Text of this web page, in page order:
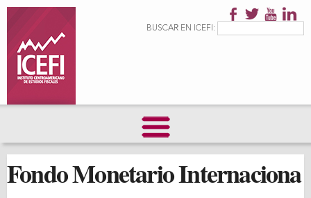
principalFormulario de
BUSCAR EN ICEFI:
Fondo Monetario Internaciona